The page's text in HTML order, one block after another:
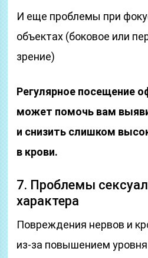
И еще проблемы при
объектах (боковое или
зрение)
Регулярное посещение
может помочь вам
и снизить слишком
в крови.
7. Проблемы
характера
Повреждения нервов и
из-за повышением